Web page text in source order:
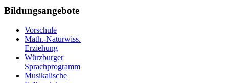
Bildungsangebote
Vorschule
Math.-Naturwiss.
Erziehung
Würzburger
Sprachprogramm
Musikalische